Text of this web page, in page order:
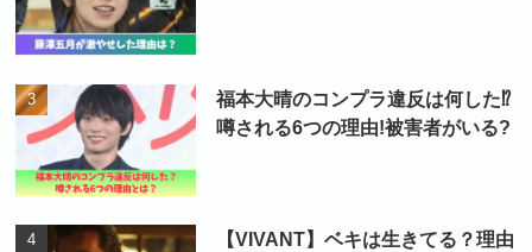
福本大晴のコンプラ違反は何した⁉
噂される6つの理由!被害者がいる?
【VIVANT】ベキは生きてる？理由